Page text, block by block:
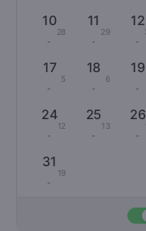
10
28
-
11
29
-
12
-
17
5
-
18
6
-
19
-
24
12
-
25
13
-
26
-
31
19
-